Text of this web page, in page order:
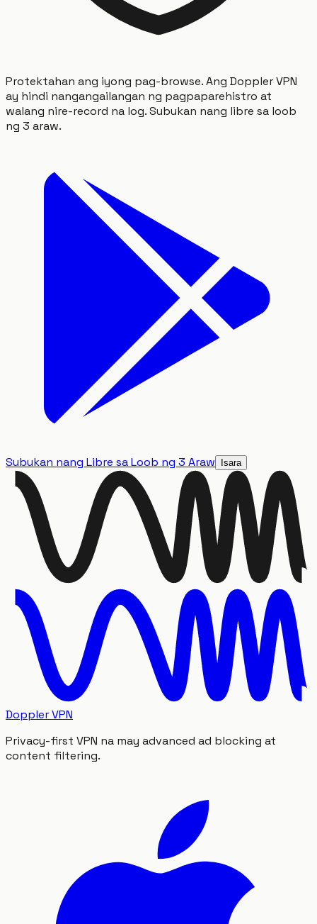
Protektahan ang iyong pag-browse. Ang Doppler VPN
ay hindi nangangailangan ng pagpaparehistro at
walang nire-record na log. Subukan nang libre sa loob
ng 3 araw.
Subukan nang Libre sa Loob ng 3 Araw Isara
Doppler VPN
Privacy-first VPN na may advanced ad blocking at
content filtering.